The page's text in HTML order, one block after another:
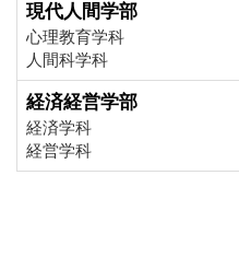
現代人間学部
心理教育学科
人間科学科
経済経営学部
経済学科
経営学科